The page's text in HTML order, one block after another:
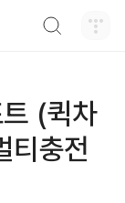
(퀵차
충전